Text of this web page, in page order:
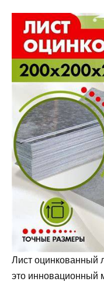
Лист оцинкованный
это инновационный